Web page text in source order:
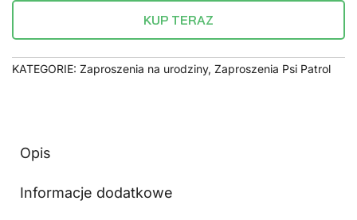
KUP TERAZ
KATEGORIE: Zaproszenia na urodziny, Zaproszenia Psi Patrol
Opis
Informacje dodatkowe